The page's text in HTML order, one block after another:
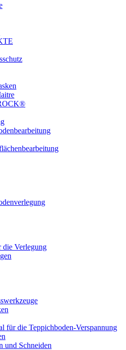
die Verlegung
für die Teppichboden-Verspannung
und Schneiden